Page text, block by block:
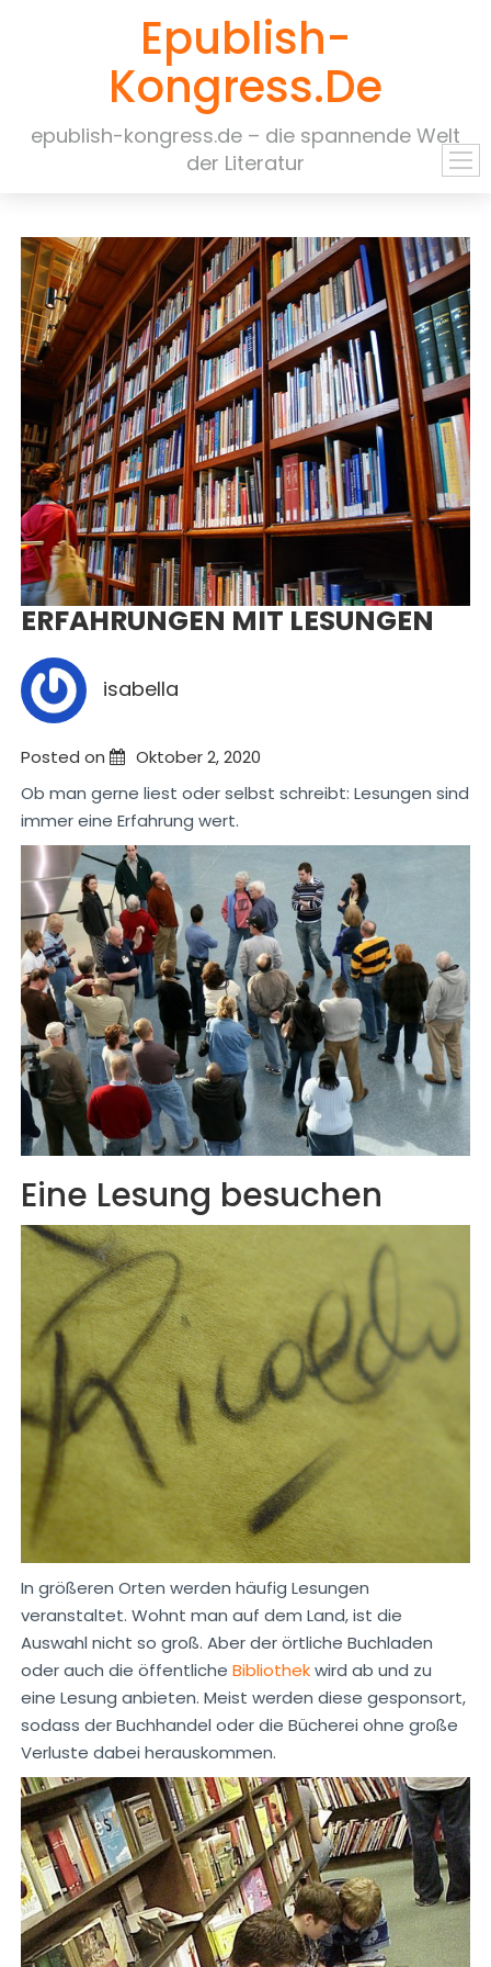
Epublish-
Kongress.de
epublish-kongress.de – die spannende Welt
der Literatur
ERFAHRUNGEN MIT LESUNGEN
isabella
Posted on
Oktober 2, 2020
Ob man gerne liest oder selbst schreibt: Lesungen sind
immer eine Erfahrung wert.
Eine Lesung besuchen
In größeren Orten werden häufig Lesungen
veranstaltet. Wohnt man auf dem Land, ist die
Auswahl nicht so groß. Aber der örtliche Buchladen
oder auch die öffentliche Bibliothekwird ab und zu
eine Lesung anbieten. Meist werden diese gesponsort,
sodass der Buchhandel oder die Bücherei ohne große
Verluste dabei herauskommen.